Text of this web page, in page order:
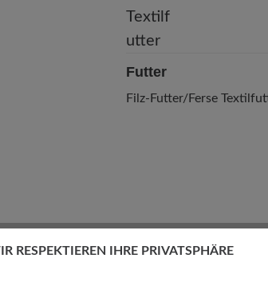
Futter
Filz-Futter/Ferse
RESPEKTIEREN IHRE PRIVATSPHÄRE